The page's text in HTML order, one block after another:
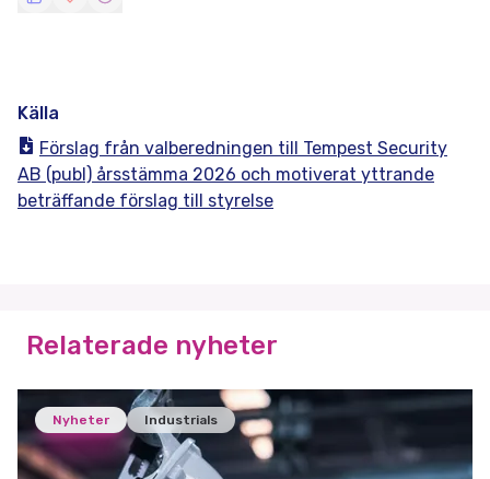
Källa
Förslag från valberedningen till Tempest Security
AB (publ) årsstämma 2026 och motiverat yttrande
beträffande förslag till styrelse
Relaterade nyheter
Nyheter Industrials